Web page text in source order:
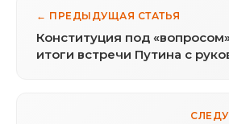
← ПРЕДЫДУЩАЯ СТАТЬЯ
Конституция под
итоги встречи Путина с